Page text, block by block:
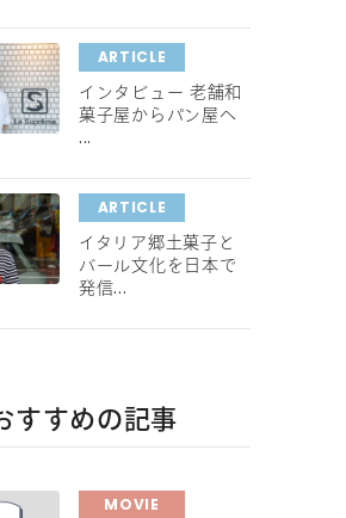
ARTICLE
インタビュー 老舗和
菓子屋からパン屋へ
...
ARTICLE
イタリア郷土菓子と
バール文化を日本で
発信...
すすめの記事
MOVIE